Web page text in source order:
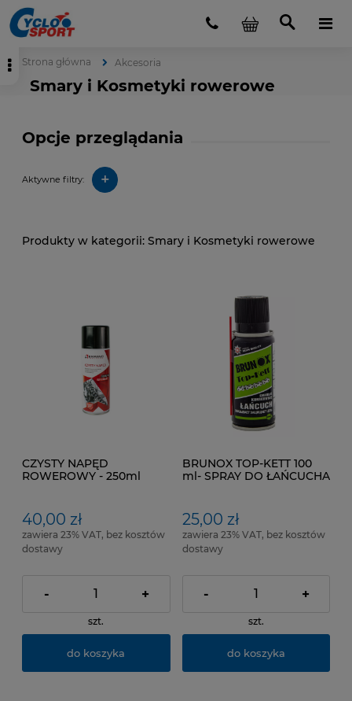
Strona główna Akcesoria
Smary i Kosmetyki rowerowe
Opcje przeglądania
Aktywne filtry: +
Smary i Kosmetyki rowerowe
CZYSTY NAPĘD
ROWEROWY - 250ml
40,00 zł
zawiera 23% VAT, bez kosztów
dostawy
- +
szt.
do koszyka
BRUNOX TOP-KETT 100
ml- SPRAY DO ŁAŃCUCHA
25,00 zł
zawiera 23% VAT, bez kosztów
dostawy
- +
szt.
do koszyka